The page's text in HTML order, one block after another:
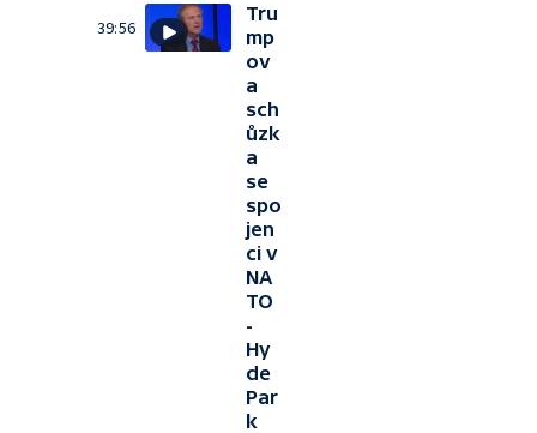
39:56
Tru
mp
ov
a
sch
ůzk
a
se
spo
jen
ci v
NA
TO
-
Hy
de
Par
k